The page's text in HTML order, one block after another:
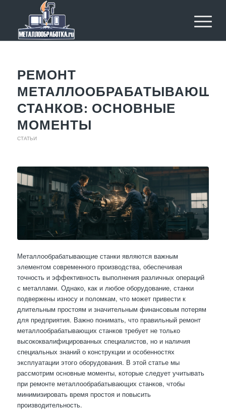
РЕМОНТ
СТАНКОВ: ОСНОВНЫЕ
МОМЕНТЫ
СТАТЬИ
Металлообрабатывающие станки являются важным
элементом современного производства, обеспечивая
точность и эффективность выполнения различных операций
с металлами. Однако, как и любое оборудование, станки
подвержены износу и поломкам, что может привести к
длительным простоям и значительным финансовым потерям
для предприятия. Важно понимать, что правильный ремонт
металлообрабатывающих станков требует не только
высококвалифицированных специалистов, но и наличия
специальных знаний о конструкции и особенностях
эксплуатации этого оборудования. В этой статье мы
рассмотрим основные моменты, которые следует учитывать
при ремонте металлообрабатывающих станков, чтобы
минимизировать время простоя и повысить
производительность.